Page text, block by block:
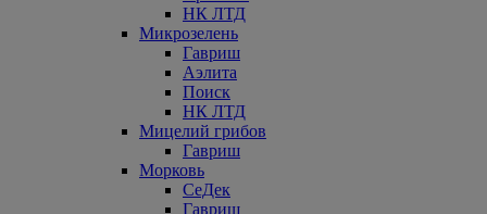
НК ЛТД
Микрозелень
Гавриш
Аэлита
Поиск
НК ЛТД
Мицелий грибов
Гавриш
Морковь
СеДек
Гавриш